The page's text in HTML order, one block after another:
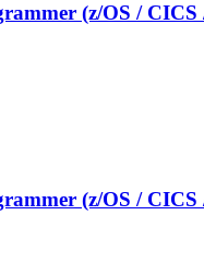
(z/OS /
(z/OS /